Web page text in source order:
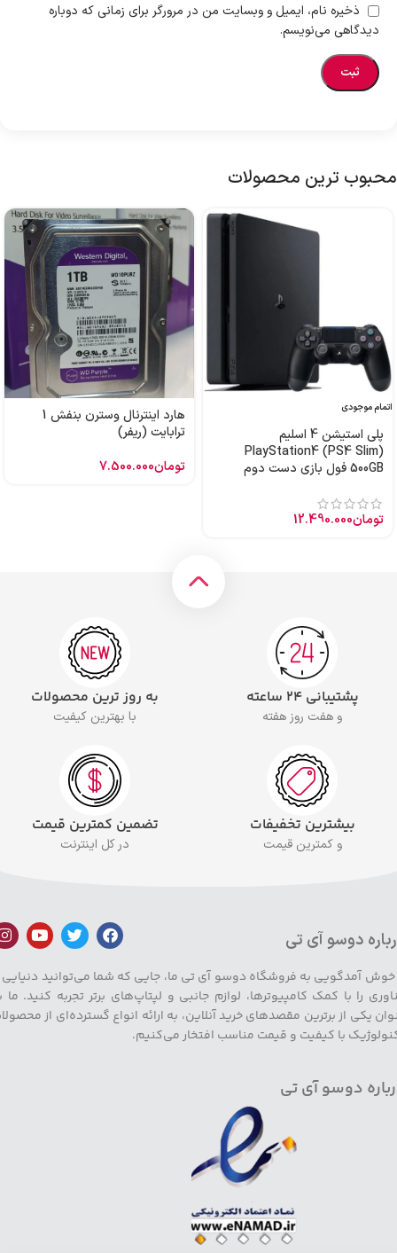
ذخیره نام، ایمیل و وبسایت من در مرورگر برای زمانی که دوباره
دیدگاهی می‌نویسم.
محبوب ترین محصولات
اتمام موجودی
پلی استیشن 4 اسلیم
PlayStation4 (PS4 Slim)
500GB فول بازی دست دوم
تومان12.490.000
هارد اینترنال وسترن بنفش 1
ترابایت (ریفر)
تومان7.500.000
پشتیبانی ۲۴ ساعته
و هفت روز هفته
به روز ترین محصولات
با بهترین کیفیت
بیشترین تخفیفات
و کمترین قیمت
تضمین کمترین قیمت
در کل اینترنت
دوسو آی تی
خوش آمدگویی به فروشگاه دوسو آی تی ما، جایی که شما می‌توانید دنیایی
را با کمک کامپیوترها، لوازم جانبی و لپتاپ‌های برتر تجربه کنید. ما
یکی از برترین مقصدهای خرید آنلاین، به ارائه انواع گسترده‌ای از
با کیفیت و قیمت مناسب افتخار می‌کنیم.
دوسو آی تی